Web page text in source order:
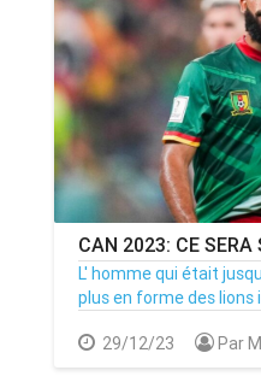
CAN 2023: CE
L' homme qui était
plus en forme des lions
29/12/23 Par